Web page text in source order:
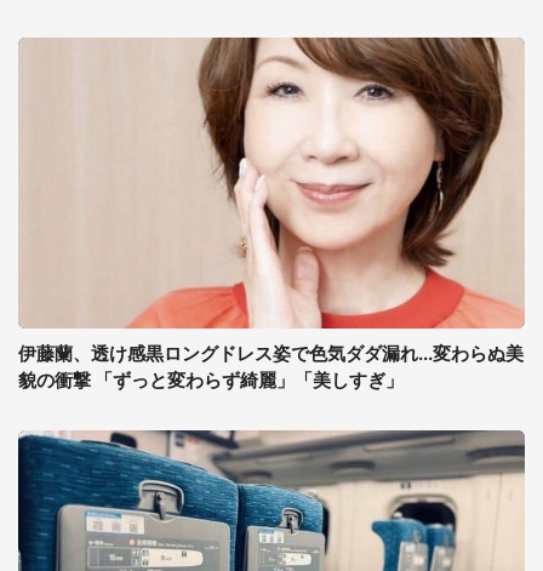
伊藤蘭、透け感黒ロングドレス姿で色気ダダ漏れ...変わらぬ美
貌の衝撃 「ずっと変わらず綺麗」「美しすぎ」